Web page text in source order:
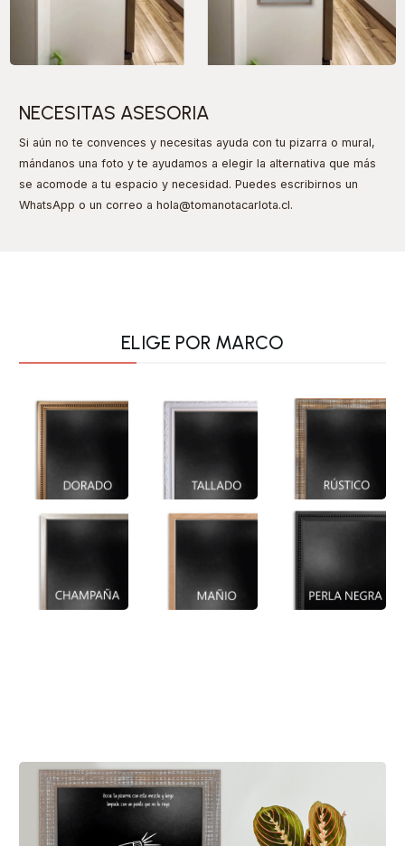
NECESITAS ASESORIA
Si aún no te convences y necesitas ayuda con tu pizarra o mural,
mándanos una foto y te ayudamos a elegir la alternativa que más
se acomode a tu espacio y necesidad. Puedes escribirnos un
WhatsApp o un correo a hola@tomanotacarlota.cl.
ELIGE POR MARCO